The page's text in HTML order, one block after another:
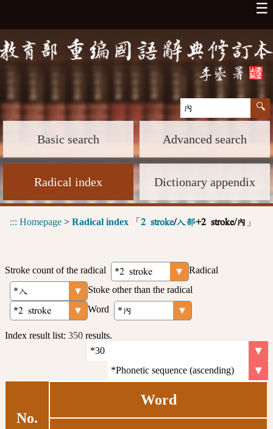
☰
Basic search Advanced search
Radical index Dictionary appendix
::: Homepage > Radical index 「 2 stroke/入部+2 stroke/內 」
Stroke count of the radical
Radical
Stoke other than the radical
Word
Index result list: 350 results.
No.
Word